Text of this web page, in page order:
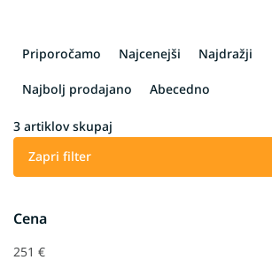
š
e
i
Priporočamo Najcenejši Najdražji
Najbolj prodajano Abecedno
3 artiklov skupaj
Zapri filter
Cena
251 €